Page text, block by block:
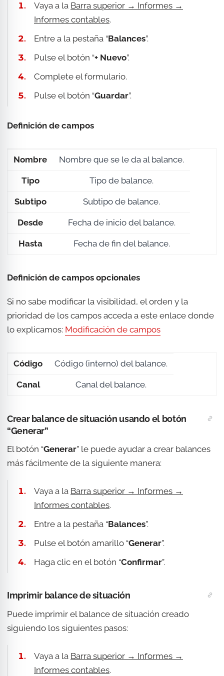
Vaya a la Barra superior → Informes →
Informes contables.
Entre a la pestaña “Balances”.
Pulse el botón “+ Nuevo”.
Complete el formulario.
Pulse el botón “Guardar”.
Definición de campos
Nombre Nombre que se le da al balance.
Tipo Tipo de balance.
Subtipo Subtipo de balance.
Desde Fecha de inicio del balance.
Hasta Fecha de fin del balance.
Definición de campos opcionales
Si no sabe modificar la visibilidad, el orden y la
prioridad de los campos acceda a este enlace donde
lo explicamos: Modificación de campos
Código Código (interno) del balance.
Canal Canal del balance.
Crear balance de situación usando el botón
“Generar”
El botón “Generar” le puede ayudar a crear balances
más fácilmente de la siguiente manera:
Vaya a la Barra superior → Informes →
Informes contables.
Entre a la pestaña “Balances”.
Pulse el botón amarillo “Generar”.
Haga clic en el botón “Confirmar”.
Imprimir balance de situación
Puede imprimir el balance de situación creado
siguiendo los siguientes pasos:
Vaya a la Barra superior → Informes →
Informes contables.